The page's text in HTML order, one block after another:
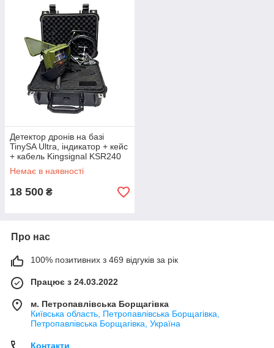
Детектор дронів на базі
TinySA Ultra, індикатор + кейс
+ кабель Kingsignal KSR240
(4 метра)
Немає в наявності
18 500 ₴
Про нас
100% позитивних з 469 відгуків за рік
Працює з 24.03.2022
м. Петропавлівська Борщагівка
Київська область, Петропавлівська Борщагівка,
Петропавлівська Борщагівка, Україна
Контакти